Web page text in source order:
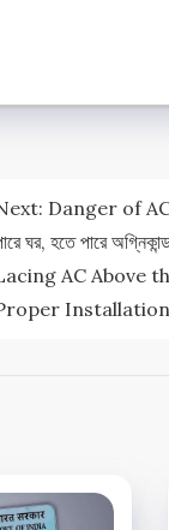
Danger of AC
ঘর, হতে পারে
AC Above